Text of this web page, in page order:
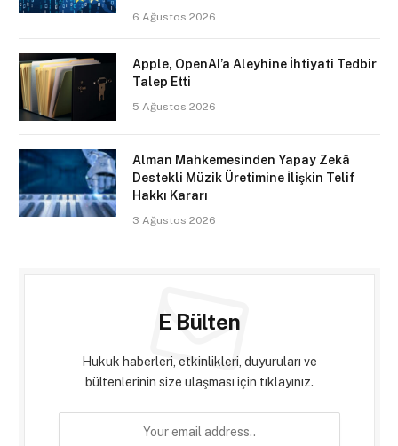
6 Ağustos 2026
Apple, OpenAI’a Aleyhine İhtiyati Tedbir
Talep Etti
5 Ağustos 2026
Alman Mahkemesinden Yapay Zekâ
Destekli Müzik Üretimine İlişkin Telif
Hakkı Kararı
3 Ağustos 2026
E Bülten
Hukuk haberleri, etkinlikleri, duyuruları ve
bültenlerinin size ulaşması için tıklayınız.